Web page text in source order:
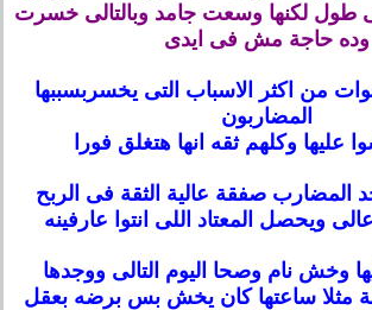
طول لكنها وسعت جامد وبالتالى خسرت
وده حاجة مش فى ايدى
من اكثر الاسباب التى يخسربسببها
المضاربون
عليها وكلهم ثقه انها هتغلق فورا
المضارب صفقة عالية الثقة فى الربح
ويحصل المعتاد اللى انتوا عارفينه
وخش نام وصحا اليوم التالى ووجدها
200 نقطة مثلا ساعتها كان يخش بس برضه بعقل